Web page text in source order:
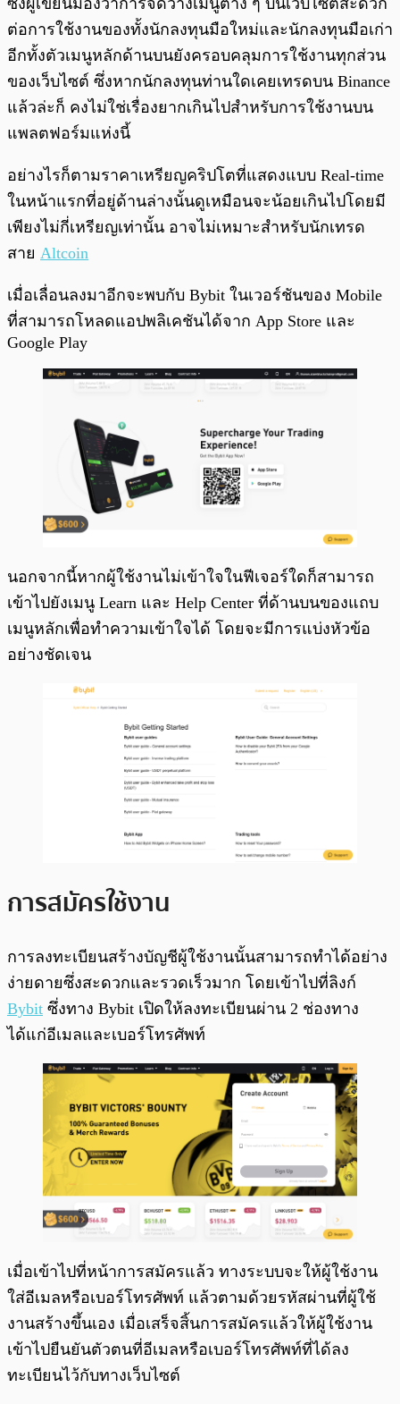
ต่อการใช้งานของทั้งนักลงทุนมือใหม่และนักลงทุนมือเก่า
อีกทั้งตัวเมนูหลักด้านบนยังครอบคลุมการใช้งานทุกส่วน
ของเว็บไซต์ ซึ่งหากนักลงทุนท่านใดเคยเทรดบน Binance
แล้วล่ะก็ คงไม่ใช่เรื่องยากเกินไปสำหรับการใช้งานบน
แพลตฟอร์มแห่งนี้
อย่างไรก็ตามราคาเหรียญคริปโตที่แสดงแบบ Real-time
ในหน้าแรกที่อยู่ด้านล่างนั้นดูเหมือนจะน้อยเกินไปโดยมี
เพียงไม่กี่เหรียญเท่านั้น อาจไม่เหมาะสำหรับนักเทรด
สาย Altcoin
เมื่อเลื่อนลงมาอีกจะพบกับ Bybit ในเวอร์ชันของ Mobile
ที่สามารถโหลดแอปพลิเคชันได้จาก App Store และ
Google Play
นอกจากนี้หากผู้ใช้งานไม่เข้าใจในฟีเจอร์ใดก็สามารถ
เข้าไปยังเมนู Learn และ Help Center ที่ด้านบนของแถบ
เมนูหลักเพื่อทำความเข้าใจได้ โดยจะมีการแบ่งหัวข้อ
อย่างชัดเจน
การสมัครใช้งาน
การลงทะเบียนสร้างบัญชีผู้ใช้งานนั้นสามารถทำได้อย่าง
ง่ายดายซึ่งสะดวกและรวดเร็วมาก โดยเข้าไปที่ลิงก์
Bybit ซึ่งทาง Bybit เปิดให้ลงทะเบียนผ่าน 2 ช่องทาง
ได้แก่อีเมลและเบอร์โทรศัพท์
เมื่อเข้าไปที่หน้าการสมัครแล้ว ทางระบบจะให้ผู้ใช้งาน
ใส่อีเมลหรือเบอร์โทรศัพท์ แล้วตามด้วยรหัสผ่านที่ผู้ใช้
งานสร้างขึ้นเอง เมื่อเสร็จสิ้นการสมัครแล้วให้ผู้ใช้งาน
เข้าไปยืนยันตัวตนที่อีเมลหรือเบอร์โทรศัพท์ที่ได้ลง
ทะเบียนไว้กับทางเว็บไซต์